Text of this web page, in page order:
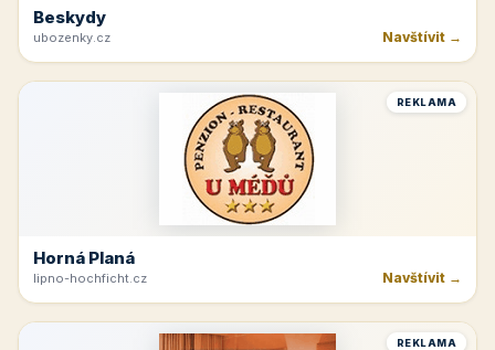
Beskydy
ubozenky.cz Navštívit →
REKLAMA
Horná Planá
lipno-hochficht.cz Navštívit →
REKLAMA